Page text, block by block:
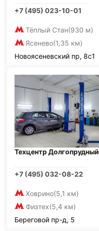
+7 (495) 023-10-01
Тёплый Стан(930 м)
Ясенево(1,35 км)
Новоясеневский пр, 8с1
Техцентр Долгопрудный
+7 (495) 032-08-22
Ховрино(5,1 км)
Физтех(5,4 км)
Береговой пр-д, 5